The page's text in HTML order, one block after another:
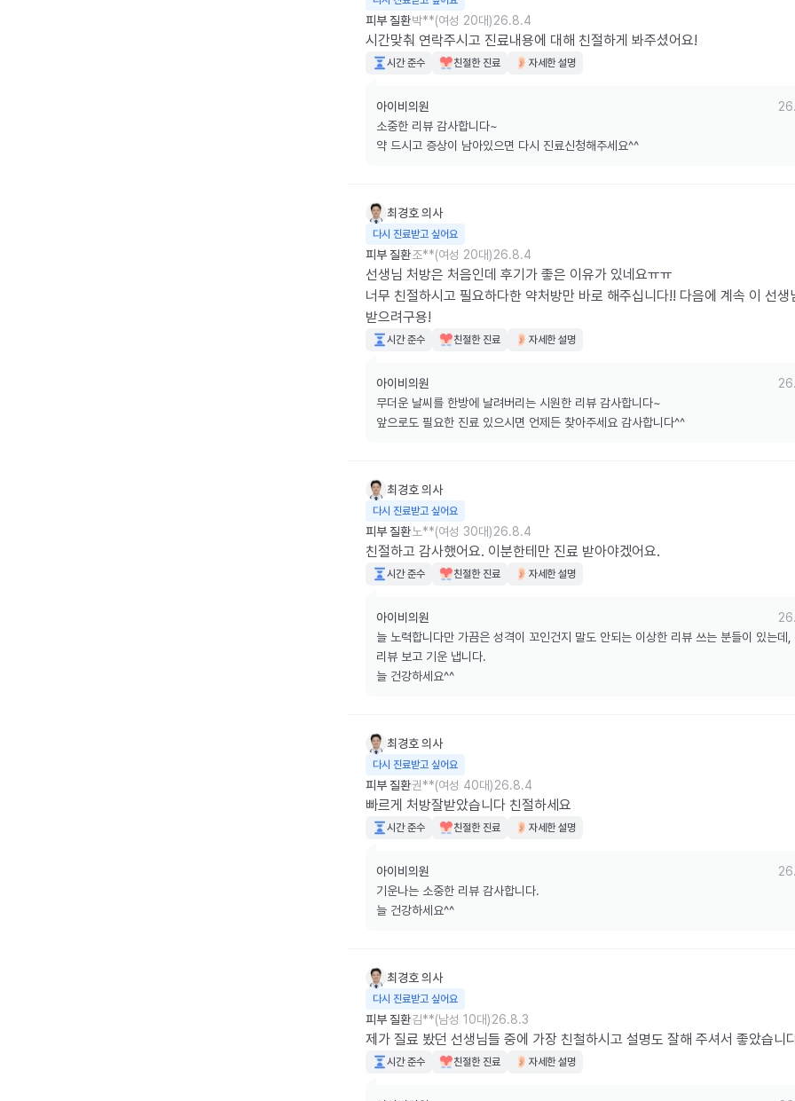
피부 질환박**(여성 20대)26.8.4
시간맞춰 연락주시고 진료내용에 대해 친절하게 봐주셨어요!
시간 준수 친절한 진료 자세한 설명
아이비의원
소중한 리뷰 감사합니다~
약 드시고 증상이 남아있으면 다시 진료신청해주세요^^
최경호의사
다시 진료받고 싶어요
피부 질환조**(여성 20대)26.8.4
선생님 처방은 처음인데 후기가 좋은 이유가 있네요ㅠㅠ
너무 친절하시고 필요하다한 약처방만 바로 해주십니다!! 다음에 계속 이 선생
받으려구용!
시간 준수 친절한 진료 자세한 설명
아이비의원
무더운 날씨를 한방에 날려버리는 시원한 리뷰 감사합니다~
앞으로도 필요한 진료 있으시면 언제든 찾아주세요 감사합니다^^
최경호의사
다시 진료받고 싶어요
피부 질환노**(여성 30대)26.8.4
친절하고 감사했어요. 이분한테만 진료 받아야겠어요.
시간 준수 친절한 진료 자세한 설명
아이비의원
늘 노력합니다만 가끔은 성격이 꼬인건지 말도 안되는 이상한 리뷰 쓰는 분들이 있는데,
리뷰 보고 기운 냅니다.
늘 건강하세요^^
최경호의사
다시 진료받고 싶어요
피부 질환권**(여성 40대)26.8.4
빠르게 처방잘받았습니다 친절하세요
시간 준수 친절한 진료 자세한 설명
아이비의원
기운나는 소중한 리뷰 감사합니다.
늘 건강하세요^^
최경호의사
다시 진료받고 싶어요
피부 질환김**(남성 10대)26.8.3
제가 질료 봤던 선생님들 중에 가장 친철하시고 설명도 잘해 주셔서 좋았습니
시간 준수 친절한 진료 자세한 설명